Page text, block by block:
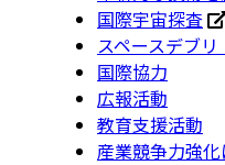
国際宇宙探査
スペースデブ
国際協力
広報活動
教育支援活動
産業競争力強